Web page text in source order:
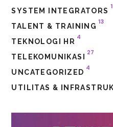
SYSTEM INTEGRATORS
TALENT & TRAINING
13
TEKNOLOGI HR
4
TELEKOMUNIKASI
27
UNCATEGORIZED
4
UTILITAS &